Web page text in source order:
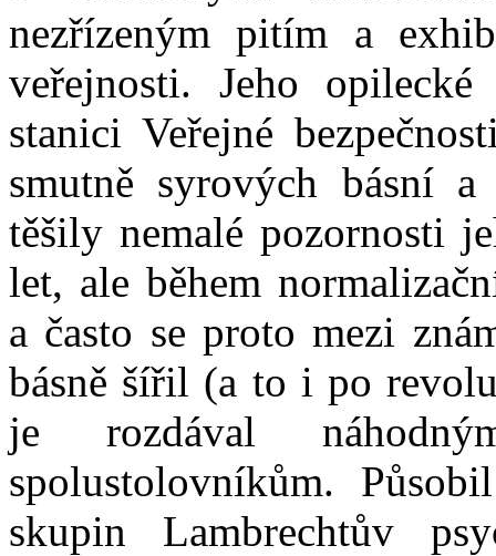
nezřízeným pitím a
veřejnosti. Jeho
stanici Veřejné
smutně syrových básní
těšily nemalé pozornosti
let, ale během
a často se proto mezi
básně šířil (a to i po
je rozdával
spolustolovníkům.
skupin Lambrechtův